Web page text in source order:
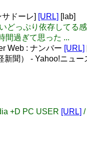
ドーレ] [URL] [lab]
どっぷり依存してる
間過ぎて思った ...
Web : ナンバー [URL]
聞） - Yahoo!ニュー
+D PC USER [URL] /